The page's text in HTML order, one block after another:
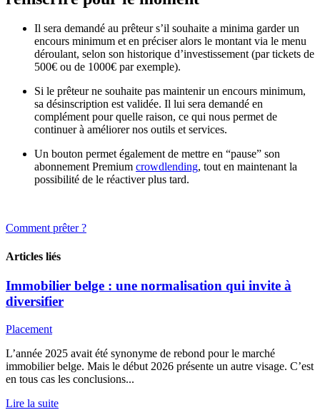
Il sera demandé au prêteur s’il souhaite a minima garder un
encours minimum et en préciser alors le montant via le menu
déroulant, selon son historique d’investissement (par tickets de
500€ ou de 1000€ par exemple).
Si le prêteur ne souhaite pas maintenir un encours minimum,
sa désinscription est validée. Il lui sera demandé en
complément pour quelle raison, ce qui nous permet de
continuer à améliorer nos outils et services.
Un bouton permet également de mettre en “pause” son
abonnement Premium crowdlending, tout en maintenant la
possibilité de le réactiver plus tard.
Comment prêter ?
Articles liés
Immobilier belge : une normalisation qui invite à
diversifier
Placement
L’année 2025 avait été synonyme de rebond pour le marché
immobilier belge. Mais le début 2026 présente un autre visage. C’est
en tous cas les conclusions...
Lire la suite